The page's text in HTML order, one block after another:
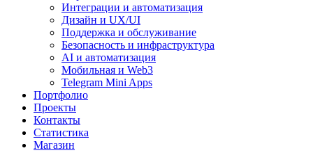
Интеграции и автоматизация
Дизайн и UX/UI
Поддержка и обслуживание
Безопасность и инфраструктура
AI и автоматизация
Мобильная и Web3
Telegram Mini Apps
Портфолио
Проекты
Контакты
Статистика
Магазин